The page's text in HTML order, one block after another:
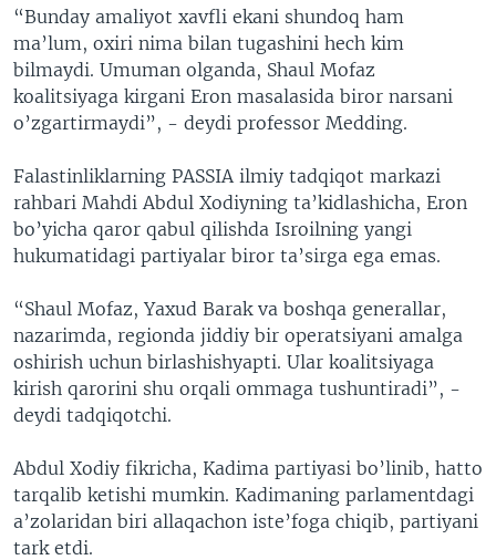
“Bunday amaliyot xavfli ekani shundoq ham
ma’lum, oxiri nima bilan tugashini hech kim
bilmaydi. Umuman olganda, Shaul Mofaz
koalitsiyaga kirgani Eron masalasida biror narsani
o’zgartirmaydi”, - deydi professor Medding.
Falastinliklarning PASSIA ilmiy tadqiqot markazi
rahbari Mahdi Abdul Xodiyning ta’kidlashicha, Eron
bo’yicha qaror qabul qilishda Isroilning yangi
hukumatidagi partiyalar biror ta’sirga ega emas.
“Shaul Mofaz, Yaxud Barak va boshqa generallar,
nazarimda, regionda jiddiy bir operatsiyani amalga
oshirish uchun birlashishyapti. Ular koalitsiyaga
kirish qarorini shu orqali ommaga tushuntiradi”, -
deydi tadqiqotchi.
Abdul Xodiy fikricha, Kadima partiyasi bo’linib, hatto
tarqalib ketishi mumkin. Kadimaning parlamentdagi
a’zolaridan biri allaqachon iste’foga chiqib, partiyani
tark etdi.